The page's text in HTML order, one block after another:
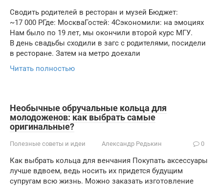
Сводить родителей в ресторан и музей Бюджет:
~17 000 РГде: МоскваГостей: 4Сэкономили: на эмоциях
Нам было по 19 лет, мы окончили второй курс МГУ.
В день свадьбы сходили в загс с родителями, посидели
в ресторане. Затем на метро доехали
Читать полностью
Необычные обручальные кольца для
молодоженов: как выбрать самые
оригинальные?
Полезные советы и идеи Александр Редькин 0
Как выбрать кольца для венчания Покупать аксессуары
лучше вдвоем, ведь носить их придется будущим
супругам всю жизнь. Можно заказать изготовление